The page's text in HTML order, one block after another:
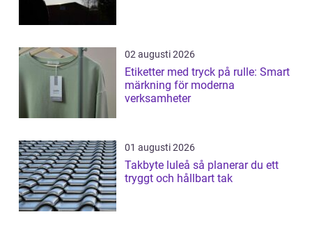
02 augusti 2026
Etiketter med tryck på rulle: Smart
märkning för moderna
verksamheter
01 augusti 2026
Takbyte luleå så planerar du ett
tryggt och hållbart tak